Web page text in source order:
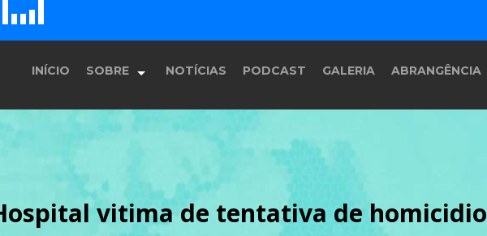
E F G
INÍCIO SOBRE
História
Equipe
NOTÍCIAS PODCAST GALERIA ABRANGÊNCIA
vitima de tentativa de homicidio